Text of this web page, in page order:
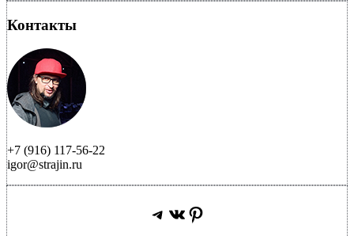
Контакты
+7 (916) 117-56-22
igor@strajin.ru
Telegram
ВКонтакте
Pinterest